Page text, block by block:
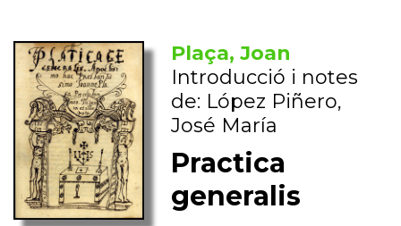
Plaça, Joan
Introducció i notes
de: López Piñero,
José María
Practica
generalis